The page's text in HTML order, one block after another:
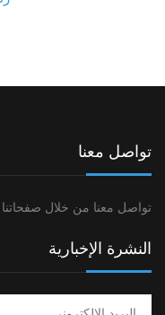
تواصل معنا
تواصل معنا من خلال صفحاتنا
النشرة الإخبارية